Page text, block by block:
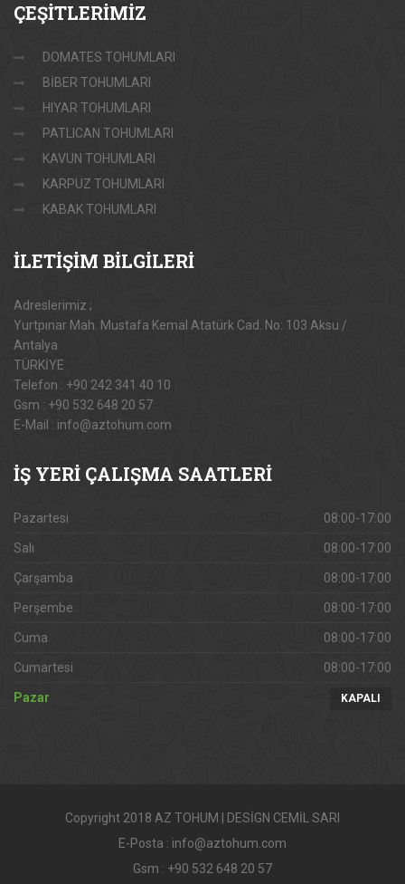
ÇEŞİTLERİMİZ
DOMATES TOHUMLARI
BİBER TOHUMLARI
HIYAR TOHUMLARI
PATLICAN TOHUMLARI
KAVUN TOHUMLARI
KARPUZ TOHUMLARI
KABAK TOHUMLARI
İLETİŞİM BİLGİLERİ
Adreslerimiz ;
Yurtpınar Mah. Mustafa Kemal Atatürk Cad. No: 103 Aksu /
Antalya
TÜRKİYE
Telefon : +90 242 341 40 10
Gsm : +90 532 648 20 57
E-Mail : info@aztohum.com
İŞ YERİ ÇALIŞMA SAATLERİ
Pazartesi 08:00-17:00
Salı 08:00-17:00
Çarşamba 08:00-17:00
Perşembe 08:00-17:00
Cuma 08:00-17:00
Cumartesi 08:00-17:00
Pazar KAPALI
Copyright 2018 AZ TOHUM | DESİGN CEMİL SARI
E-Posta : info@aztohum.com
Gsm : +90 532 648 20 57